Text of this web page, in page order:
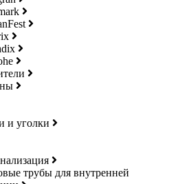
и уголки
трубы для внутренней